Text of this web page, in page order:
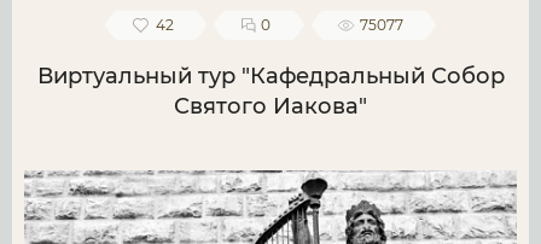
42 0 75077
Виртуальный тур "Кафедральный Собор
Святого Иакова"